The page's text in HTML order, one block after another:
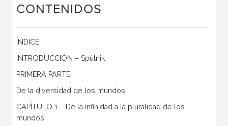
CONTENIDOS
ÍNDICE
INTRODUCCIÓN – Spútnik
PRIMERA PARTE
De la diversidad de los mundos
CAPÍTULO 1 – De la infinidad a la pluralidad de los
mundos